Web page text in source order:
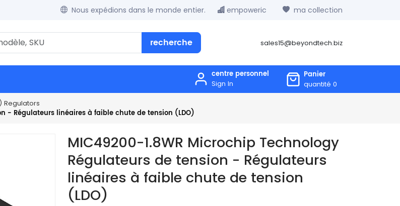
Nous expédions dans le monde entier. empoweric ma collection
recherche sales15@beyondtech.biz
centre personnel
Sign In
Panier
quantité 0
Regulators
- Régulateurs linéaires à faible chute de tension (LDO)
MIC49200-1.8WR Microchip Technology
Régulateurs de tension - Régulateurs
linéaires à faible chute de tension
(LDO)